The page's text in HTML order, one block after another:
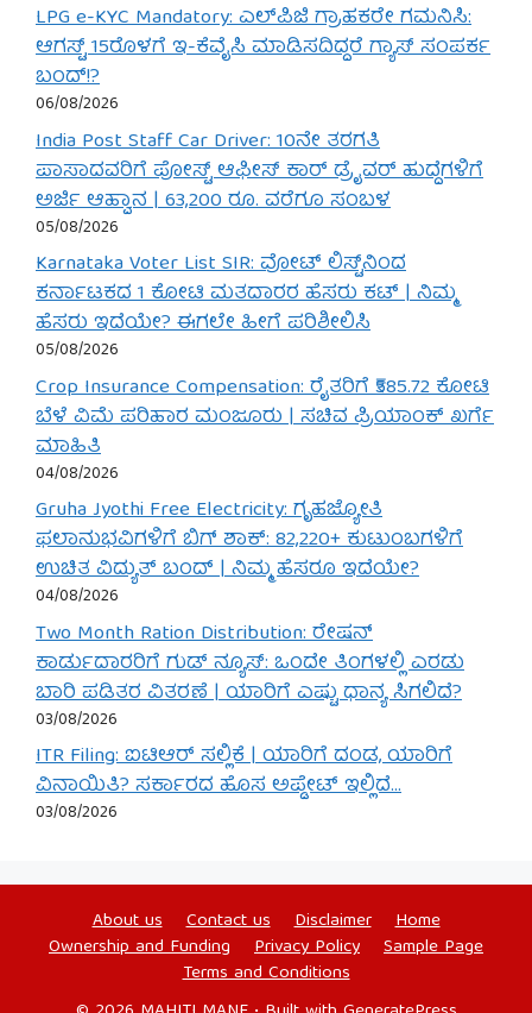
LPG e-KYC Mandatory: ಎಲ್‌ಪಿಜಿ ಗ್ರಾಹಕರೇ ಗಮನಿಸಿ:
ಆಗಸ್ಟ್ 15ರೊಳಗೆ ಇ-ಕೆವೈಸಿ ಮಾಡಿಸದಿದ್ದರೆ ಗ್ಯಾಸ್ ಸಂಪರ್ಕ
ಬಂದ್!?
06/08/2026
India Post Staff Car Driver: 10ನೇ ತರಗತಿ
ಪಾಸಾದವರಿಗೆ ಪೋಸ್ಟ್ ಆಫೀಸ್ ಕಾರ್ ಡ್ರೈವರ್ ಹುದ್ದೆಗಳಿಗೆ
ಅರ್ಜಿ ಆಹ್ವಾನ | 63,200 ರೂ. ವರೆಗೂ ಸಂಬಳ
05/08/2026
Karnataka Voter List SIR: ವೋಟ್ ಲಿಸ್ಟ್‌ನಿಂದ
ಕರ್ನಾಟಕದ 1 ಕೋಟಿ ಮತದಾರರ ಹೆಸರು ಕಟ್ | ನಿಮ್ಮ
ಹೆಸರು ಇದೆಯೇ? ಈಗಲೇ ಹೀಗೆ ಪರಿಶೀಲಿಸಿ
05/08/2026
Crop Insurance Compensation: ರೈತರಿಗೆ ₹585.72 ಕೋಟಿ
ಬೆಳೆ ವಿಮೆ ಪರಿಹಾರ ಮಂಜೂರು | ಸಚಿವ ಪ್ರಿಯಾಂಕ್ ಖರ್ಗೆ
ಮಾಹಿತಿ
04/08/2026
Gruha Jyothi Free Electricity: ಗೃಹಜ್ಯೋತಿ
ಫಲಾನುಭವಿಗಳಿಗೆ ಬಿಗ್ ಶಾಕ್: 82,220+ ಕುಟುಂಬಗಳಿಗೆ
ಉಚಿತ ವಿದ್ಯುತ್ ಬಂದ್ | ನಿಮ್ಮ ಹೆಸರೂ ಇದೆಯೇ?
04/08/2026
Two Month Ration Distribution: ರೇಷನ್
ಕಾರ್ಡುದಾರರಿಗೆ ಗುಡ್ ನ್ಯೂಸ್: ಒಂದೇ ತಿಂಗಳಲ್ಲಿ ಎರಡು
ಬಾರಿ ಪಡಿತರ ವಿತರಣೆ | ಯಾರಿಗೆ ಎಷ್ಟು ಧಾನ್ಯ ಸಿಗಲಿದೆ?
03/08/2026
ITR Filing: ಐಟಿಆರ್ ಸಲ್ಲಿಕೆ | ಯಾರಿಗೆ ದಂಡ, ಯಾರಿಗೆ
ವಿನಾಯಿತಿ? ಸರ್ಕಾರದ ಹೊಸ ಅಪ್ಡೇಟ್ ಇಲ್ಲಿದೆ…
03/08/2026
About us Contact us Disclaimer
Home
Ownership and Funding
Privacy Policy
Sample Page
Terms and Conditions